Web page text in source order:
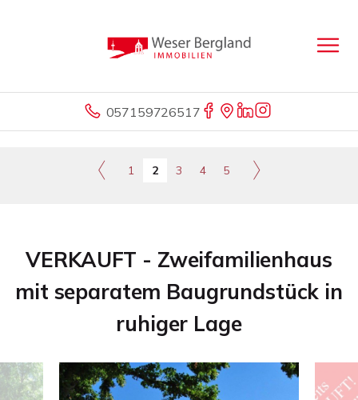
057159726517
1 2 3 4 5
VERKAUFT - Zweifamilienhaus
mit separatem Baugrundstück in
ruhiger Lage